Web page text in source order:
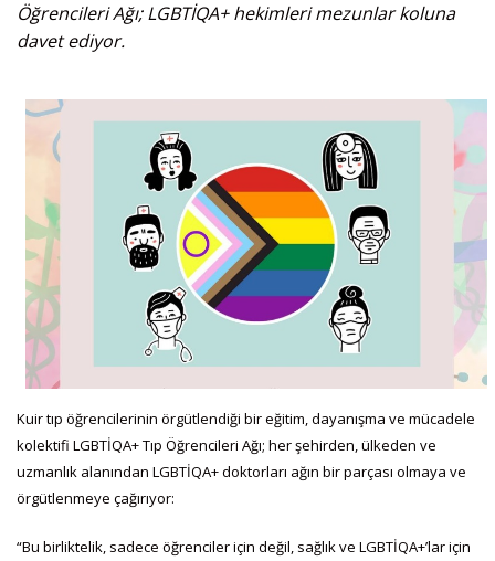
Öğrencileri Ağı; LGBTİQA+ hekimleri mezunlar koluna
davet ediyor.
Kuir tıp öğrencilerinin örgütlendiği bir eğitim, dayanışma ve mücadele
kolektifi LGBTİQA+ Tıp Öğrencileri Ağı; her şehirden, ülkeden ve
uzmanlık alanından LGBTİQA+ doktorları ağın bir parçası olmaya ve
örgütlenmeye çağırıyor:
“Bu birliktelik, sadece öğrenciler için değil, sağlık ve LGBTİQA+’lar için